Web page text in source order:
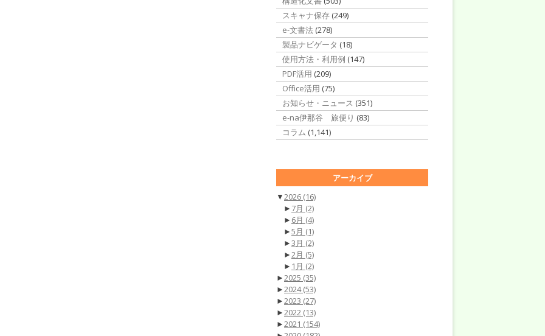
スキャナ保存 (249)
e-文書法 (278)
製品ナビゲータ (18)
使用方法・利用例 (147)
PDF活用 (209)
Office活用 (75)
お知らせ・ニュース (351)
e-na伊那谷 旅便り (83)
コラム (1,141)
アーカイブ
▼2026 (16)
► 7月 (2)
► 6月 (4)
►5月 (1)
►3月 (2)
►2月 (5)
► 1月 (2)
►2025 (35)
►2024(53)
►2023 (27)
►2022 (13)
►2021 (154)